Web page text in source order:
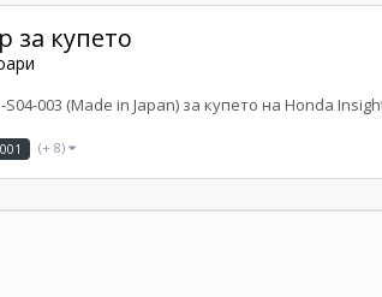
за купето
003 (Made in Japan) за купето на Honda
(+ 8)